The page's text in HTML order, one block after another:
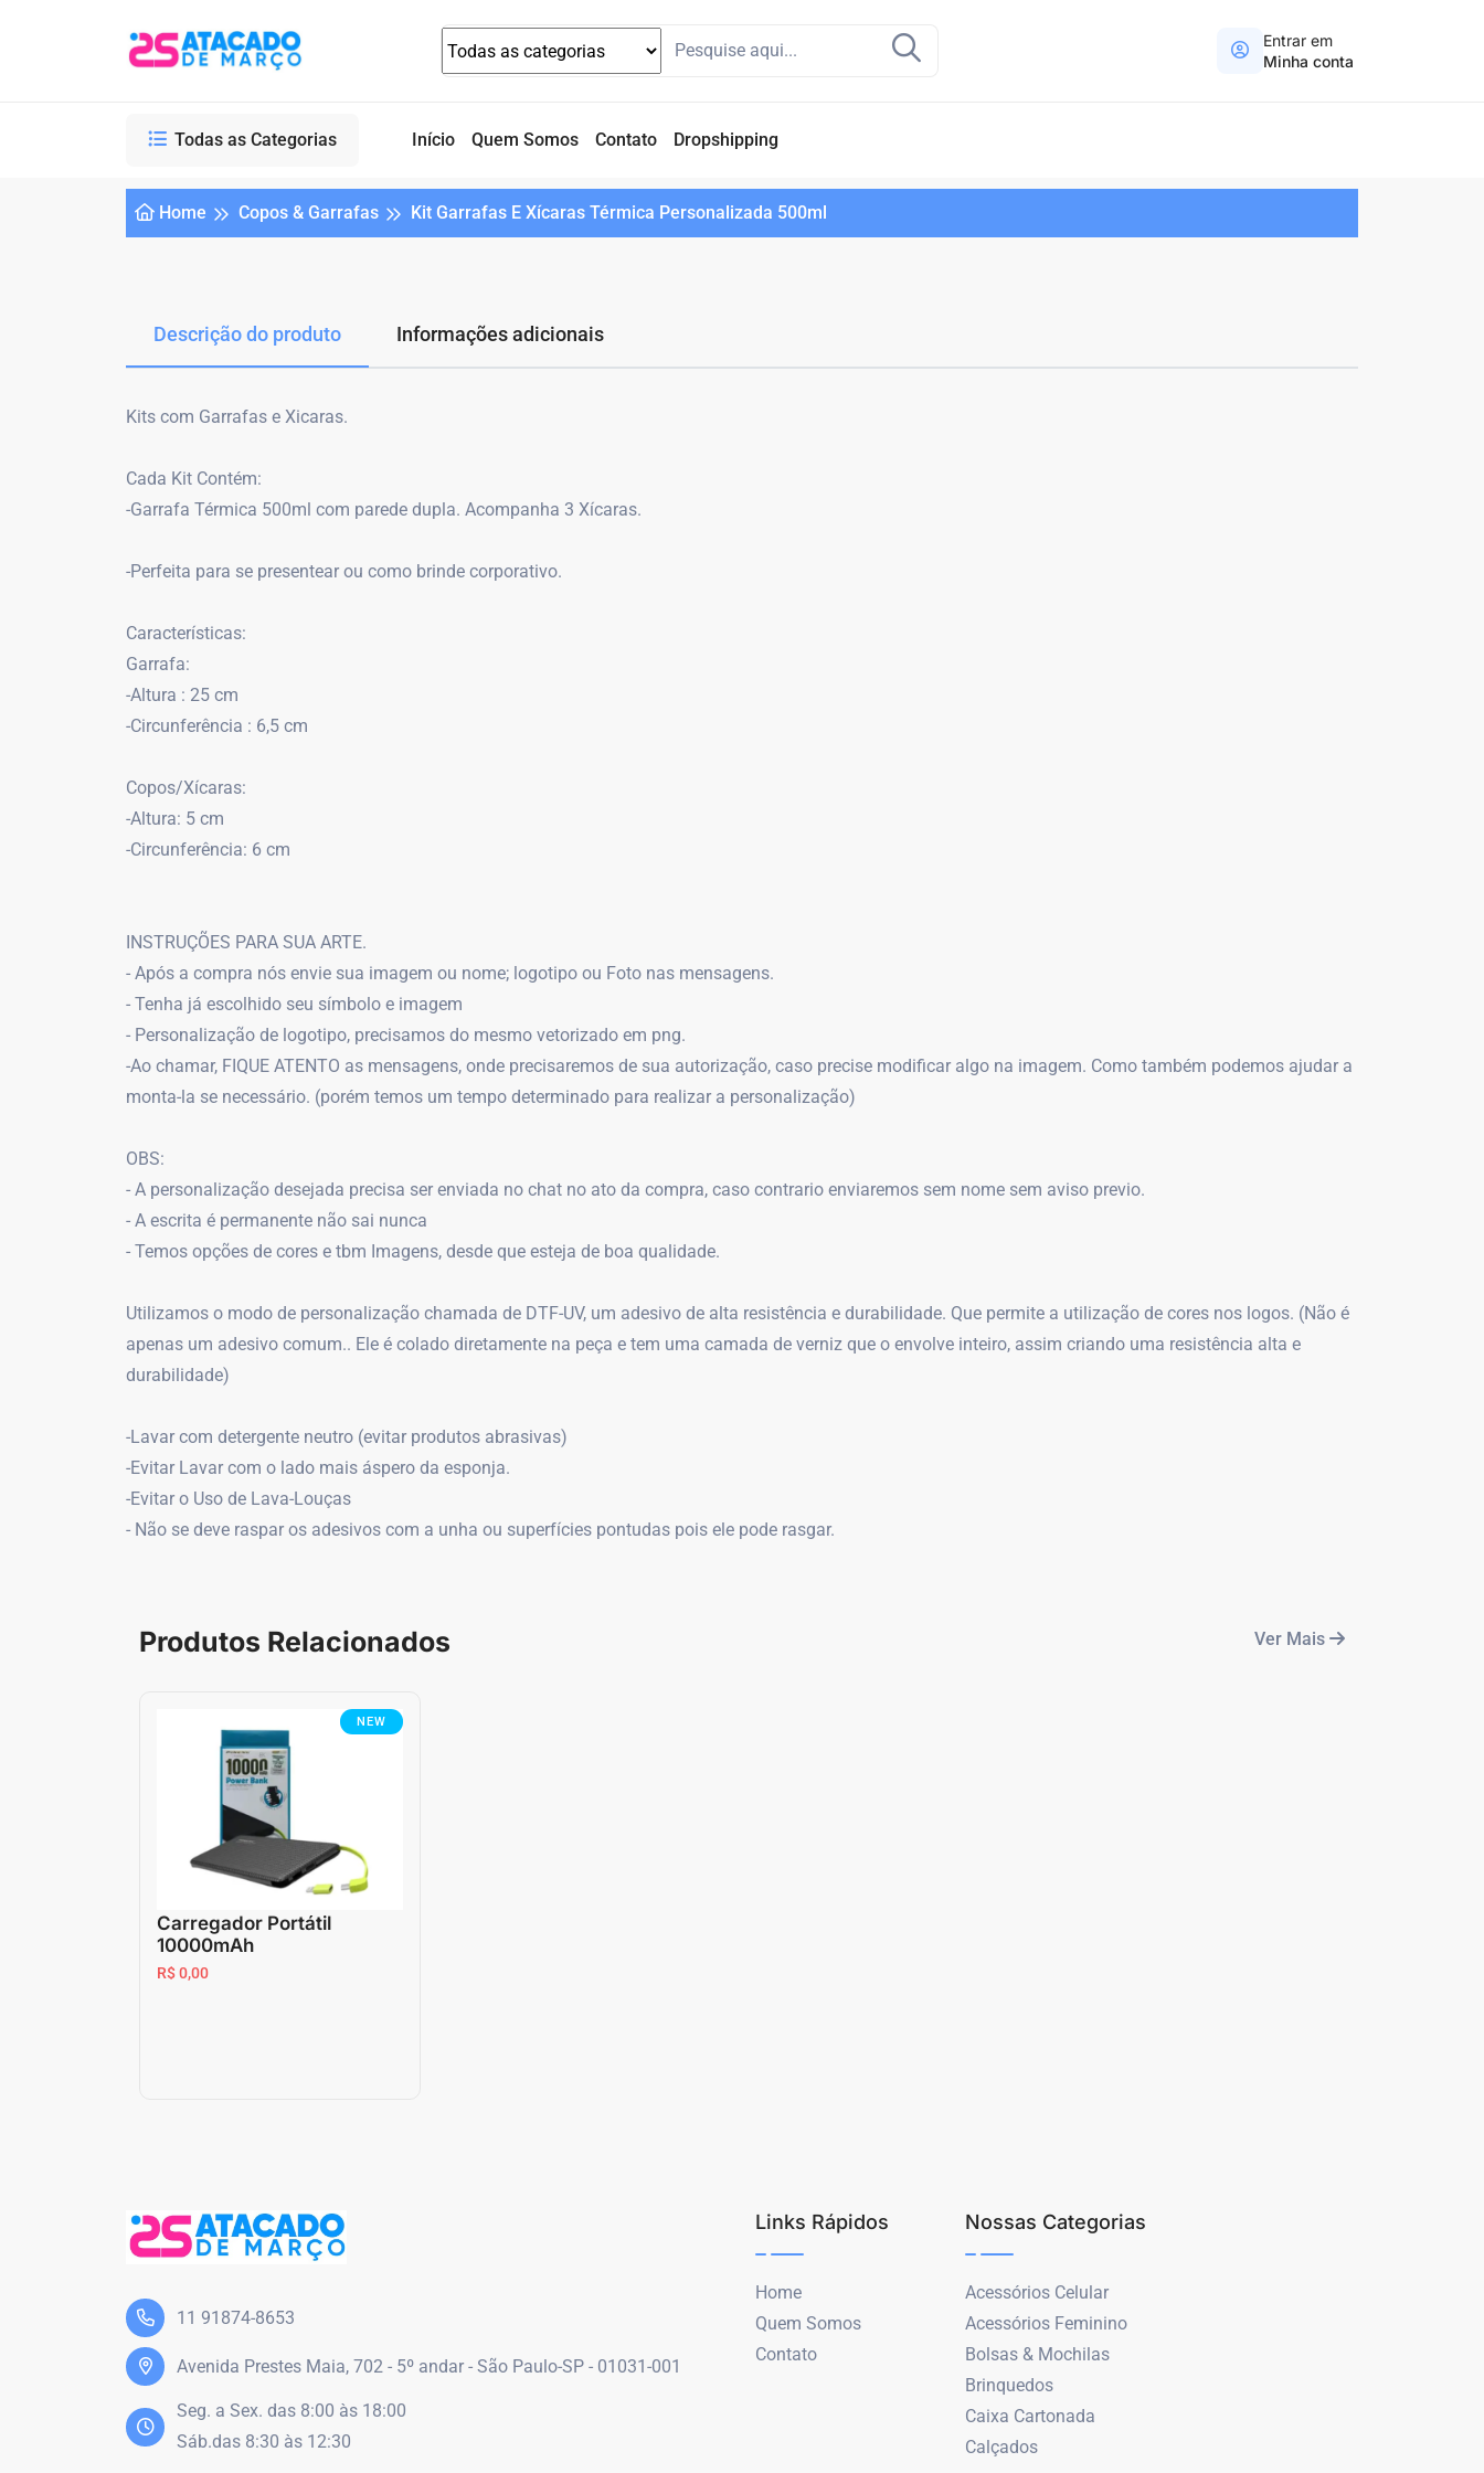
Entrar em
Minha conta
Todas as Categorias Início Quem Somos Contato Dropshipping
Home Copos & Garrafas Kit Garrafas E Xícaras Térmica Personalizada 500ml
Descrição do produto Informações adicionais
Kits com Garrafas e Xicaras.
Cada Kit Contém:
-Garrafa Térmica 500ml com parede dupla. Acompanha 3 Xícaras.
-Perfeita para se presentear ou como brinde corporativo.
Características:
Garrafa:
-Altura : 25 cm
-Circunferência : 6,5 cm
Copos/Xícaras:
-Altura: 5 cm
-Circunferência: 6 cm
INSTRUÇÕES PARA SUA ARTE.
- Após a compra nós envie sua imagem ou nome; logotipo ou Foto nas mensagens.
- Tenha já escolhido seu símbolo e imagem
- Personalização de logotipo, precisamos do mesmo vetorizado em png.
-Ao chamar, FIQUE ATENTO as mensagens, onde precisaremos de sua autorização, caso precise modificar algo na imagem. Como também podemos ajudar a
monta-la se necessário. (porém temos um tempo determinado para realizar a personalização)
OBS:
- A personalização desejada precisa ser enviada no chat no ato da compra, caso contrario enviaremos sem nome sem aviso previo.
- A escrita é permanente não sai nunca
- Temos opções de cores e tbm Imagens, desde que esteja de boa qualidade.
Utilizamos o modo de personalização chamada de DTF-UV, um adesivo de alta resistência e durabilidade. Que permite a utilização de cores nos logos. (Não é
apenas um adesivo comum.. Ele é colado diretamente na peça e tem uma camada de verniz que o envolve inteiro, assim criando uma resistência alta e
durabilidade)
-Lavar com detergente neutro (evitar produtos abrasivas)
-Evitar Lavar com o lado mais áspero da esponja.
-Evitar o Uso de Lava-Louças
- Não se deve raspar os adesivos com a unha ou superfícies pontudas pois ele pode rasgar.
Produtos Relacionados Ver Mais
NEW
Carregador Portátil
10000mAh
R$ 0,00
11 91874-8653
Avenida Prestes Maia, 702 - 5º andar - São Paulo-SP - 01031-001
Seg. a Sex. das 8:00 às 18:00
Sáb.das 8:30 às 12:30
Links Rápidos
Home
Quem Somos
Contato
Nossas Categorias
Acessórios Celular
Acessórios Feminino
Bolsas & Mochilas
Brinquedos
Caixa Cartonada
Calçados